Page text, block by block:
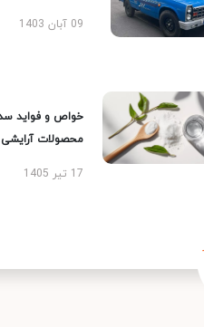
09 آبان 1403
خواص و فواید
محصولات آرایشی
17 تیر 1405